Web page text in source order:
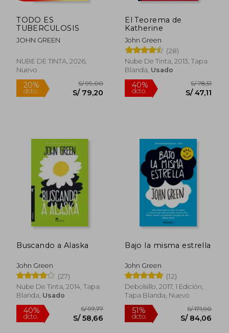
TODO ES
TUBERCULOSIS
JOHN GREEN
NUBE DE TINTA, 2026,
Nuevo
20%
dcto.
El Teorema de
Katherine
John Green
(28)
Nube De Tinta, 2013, Tapa
Blanda, Usado
40%
dcto.
Buscando a Alaska
John Green
(27)
Nube De Tinta, 2014, Tapa
Blanda, Usado
Bajo la misma estrella
John Green
(12)
Debolsillo, 2017, 1 Edición,
Tapa Blanda, Nuevo